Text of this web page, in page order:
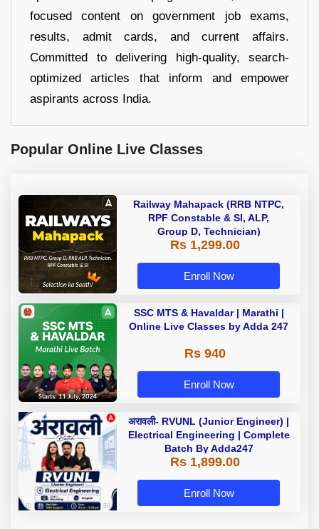
focused content on government job exams,
results, admit cards, and current affairs.
Committed to delivering high-quality, search-
optimized articles that inform and empower
aspirants across India.
Popular Online Live Classes
Railway Mahapack (RRB NTPC,
RPF Constable & SI, ALP,
Group D, Technician)
Rs 1,299.00
Enroll Now
SSC MTS & Havaldar | Marathi |
Online Live Classes by Adda 247
Rs 940
Enroll Now
अरावली- RVUNL (Junior Engineer) |
Electrical Engineering | Complete
Batch By Adda247
Rs 1,899.00
Enroll Now